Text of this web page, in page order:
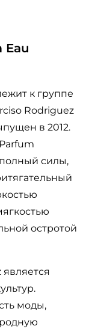
Eau
к группе
Rodriguez
в 2012.
силы,
остротой
моды,